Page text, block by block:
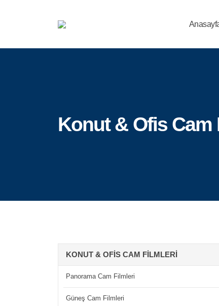
Konut & Ofis Cam
KONUT & OFIS CAM FILMLERI
Panorama Cam Filmleri
Güneş Cam Filmleri